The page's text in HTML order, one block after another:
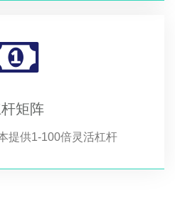
矩阵
提供1-100倍灵活杠杆